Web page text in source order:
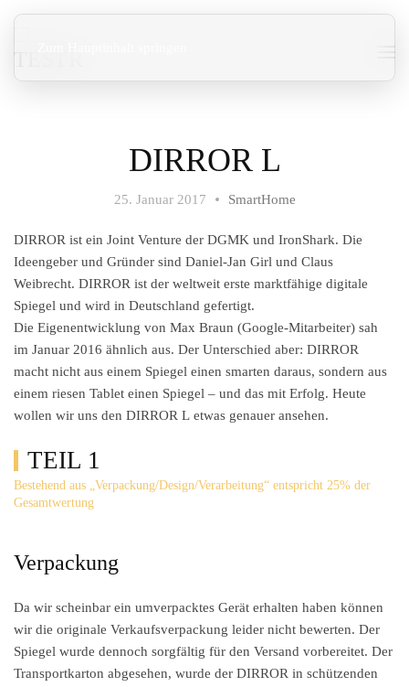
DIRROR L
25. Januar 2017 SmartHome
DIRROR ist ein Joint Venture der DGMK und IronShark. Die
Ideengeber und Gründer sind Daniel-Jan Girl und Claus
Weibrecht. DIRROR ist der weltweit erste marktfähige digitale
Spiegel und wird in Deutschland gefertigt.
Die Eigenentwicklung von Max Braun (Google-Mitarbeiter) sah
im Januar 2016 ähnlich aus. Der Unterschied aber: DIRROR
macht nicht aus einem Spiegel einen smarten daraus, sondern aus
einem riesen Tablet einen Spiegel – und das mit Erfolg. Heute
wollen wir uns den DIRROR L etwas genauer ansehen.
TEIL 1
Bestehend aus „Verpackung/Design/Verarbeitung“ entspricht 25% der
Gesamtwertung
Verpackung
Da wir scheinbar ein umverpacktes Gerät erhalten haben können
wir die originale Verkaufsverpackung leider nicht bewerten. Der
Spiegel wurde dennoch sorgfältig für den Versand vorbereitet. Der
Transportkarton abgesehen, wurde der DIRROR in schützenden